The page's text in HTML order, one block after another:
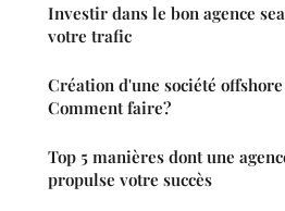
Investir dans le bon agence
votre trafic
Création d'une société
Comment faire?
Top 5 manières dont une
propulse votre succès